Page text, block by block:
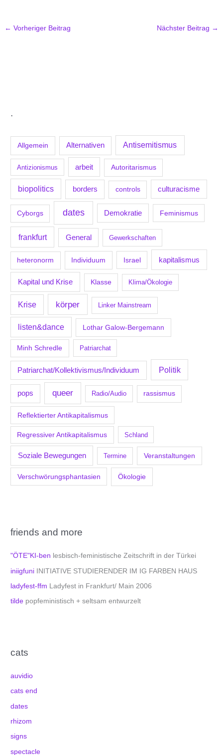
.
Allgemein Alternativen Antisemitismus
Antizionismus arbeit Autoritarismus
biopolitics borders controls culturacisme
Cyborgs dates Demokratie Feminismus
frankfurt General Gewerkschaften
heteronorm Individuum Israel kapitalismus
Kapital und Krise Klasse Klima/Ökologie
Krise körper Linker Mainstream
listen&dance Lothar Galow-Bergemann
Minh Schredle Patriarchat
Patriarchat/Kollektivismus/Individuum Politik
pops queer Radio/Audio rassismus
Reflektierter Antikapitalismus
Regressiver Antikapitalismus Schland
Soziale Bewegungen Termine Veranstaltungen
Verschwörungsphantasien Ökologie
friends and more
"ÖTE"KI-ben lesbisch-feministische Zeitschrift in der Türkei
iniigfuni INITIATIVE STUDIERENDER IM IG FARBEN HAUS
ladyfest-ffm Ladyfest in Frankfurt/ Main 2006
tilde popfeministisch + seltsam entwurzelt
cats
auvidio
cats end
dates
rhizom
signs
spectacle
← Vorheriger Beitrag Nächster Beitrag →